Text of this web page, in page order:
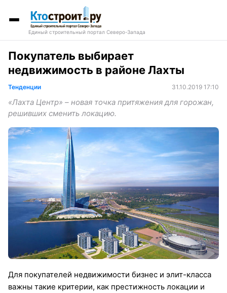
Единый строительный портал Северо-Запада
Покупатель выбирает
недвижимость в районе Лахты
Тенденции 31.10.2019 17:10
«Лахта Центр» – новая точка притяжения для горожан,
решивших сменить локацию.
Для покупателей недвижимости бизнес и элит-класса
важны такие критерии, как престижность локации и